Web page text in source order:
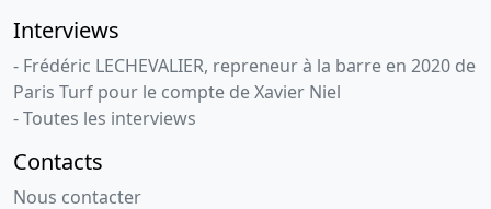
Interviews
- Frédéric LECHEVALIER, repreneur à la barre en 2020 de
Paris Turf pour le compte de Xavier Niel
- Toutes les interviews
Contacts
Nous contacter